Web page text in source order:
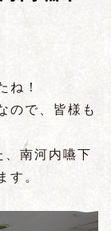
ね！
ので、皆様も
、南河内嚥下
す。